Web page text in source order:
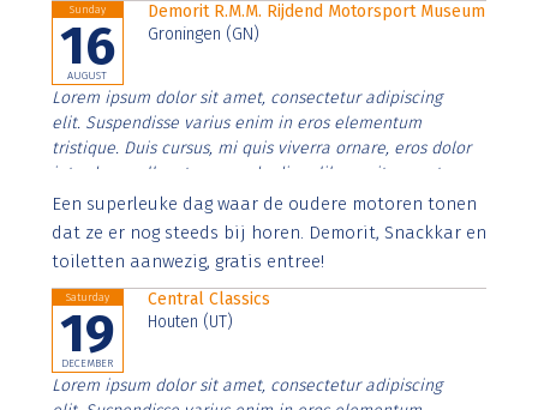
Sunday
16
AUGUST
Demorit R.M.M. Rijdend Motorsport Museum
Groningen (GN)
Lorem ipsum dolor sit amet, consectetur adipiscing
elit. Suspendisse varius enim in eros elementum
tristique. Duis cursus, mi quis viverra ornare, eros dolor
interdum nulla, ut commodo diam libero vitae erat.
Aenean faucibus nibh et justo cursus id rutrum lorem
imperdiet. Nunc ut sem vitae risus tristique posuere.
Een superleuke dag waar de oudere motoren tonen
dat ze er nog steeds bij horen. Demorit, Snackkar en
toiletten aanwezig, gratis entree!
Saturday
19
DECEMBER
Central Classics
Houten (UT)
Lorem ipsum dolor sit amet, consectetur adipiscing